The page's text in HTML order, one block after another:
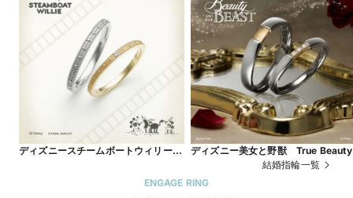
ディズニースチームボートウィリー
ディズニー美女と野獣 True Beauty
結婚指輪一覧
ENGAGE RING